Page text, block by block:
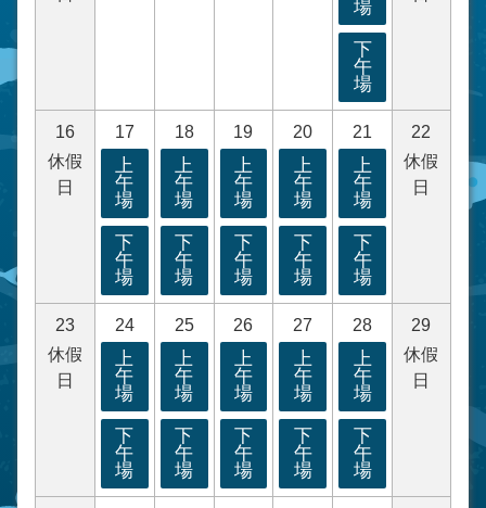
場
下
午
場
16
休假
日
17
上
午
場
下
午
場
18
上
午
場
下
午
場
19
上
午
場
下
午
場
20
上
午
場
下
午
場
21
上
午
場
下
午
場
22
休假
日
23
休假
日
24
上
午
場
下
午
場
25
上
午
場
下
午
場
26
上
午
場
下
午
場
27
上
午
場
下
午
場
28
上
午
場
下
午
場
29
休假
日